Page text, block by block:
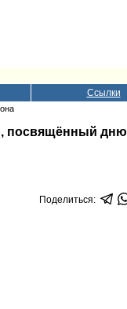
Ссылки
посвящённый дню
Поделиться: